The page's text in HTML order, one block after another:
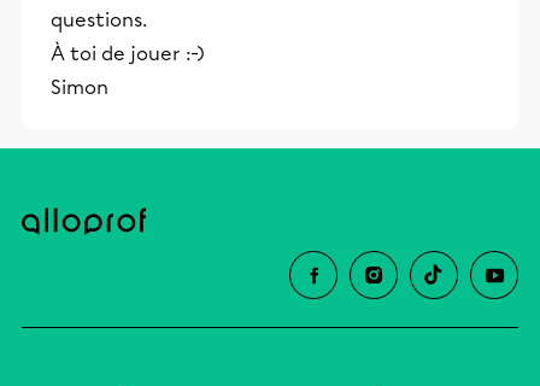
questions.
À toi de jouer :-)
Simon